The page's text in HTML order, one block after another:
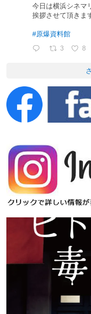
今日は横浜シネマ
挨拶させて頂きま
#原爆資料館
3 8